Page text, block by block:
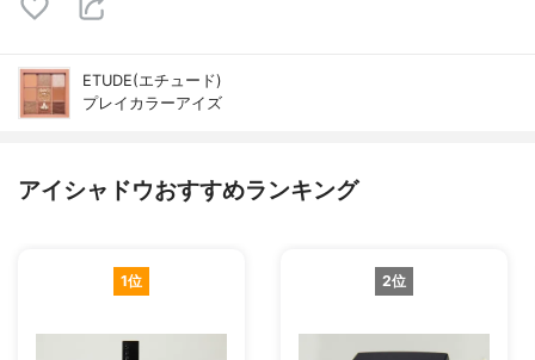
ETUDE(エチュード)
プレイカラーアイズ
アイシャドウおすすめランキング
1位 2位